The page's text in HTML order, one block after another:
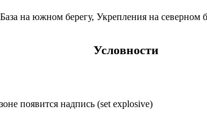
на южном берегу, Укрепления на
Условности
появится надпись (set explosive)